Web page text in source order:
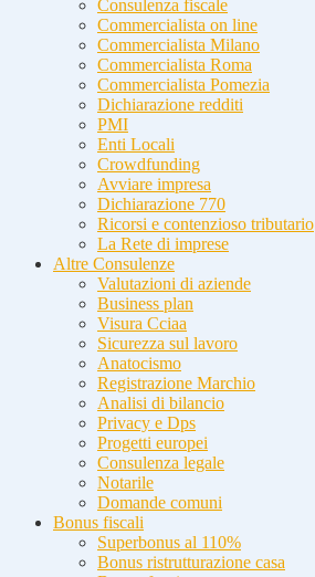
Consulenza fiscale
Commercialista on line
Commercialista Milano
Commercialista Roma
Commercialista Pomezia
Dichiarazione redditi
PMI
Enti Locali
Crowdfunding
Avviare impresa
Dichiarazione 770
Ricorsi e contenzioso tributario
La Rete di imprese
Altre Consulenze
Valutazioni di aziende
Business plan
Visura Cciaa
Sicurezza sul lavoro
Anatocismo
Registrazione Marchio
Analisi di bilancio
Privacy e Dps
Progetti europei
Consulenza legale
Notarile
Domande comuni
Bonus fiscali
Superbonus al 110%
Bonus ristrutturazione casa